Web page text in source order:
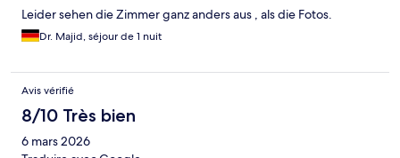
Leider sehen die Zimmer ganz anders aus , als die Fotos.
Dr. Majid, séjour de 1 nuit
Avis vérifié
8/10 Très bien
6 mars 2026